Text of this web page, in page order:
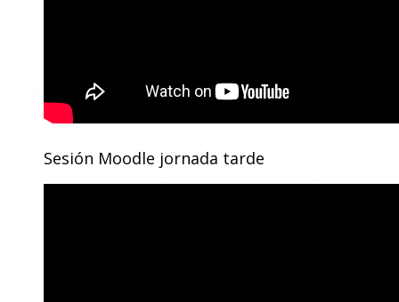
Sesión Moodle jornada tarde